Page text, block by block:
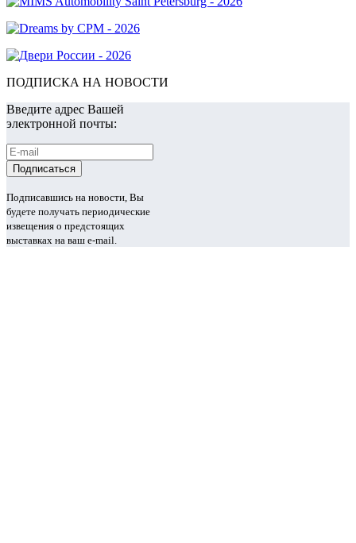
ПОДПИСКА НА НОВОСТИ
Введите адрес Вашей
электронной почты:
Подписавшись на новости, Вы
будете получать периодические
извещения о предстоящих
выставках на ваш e-mail.